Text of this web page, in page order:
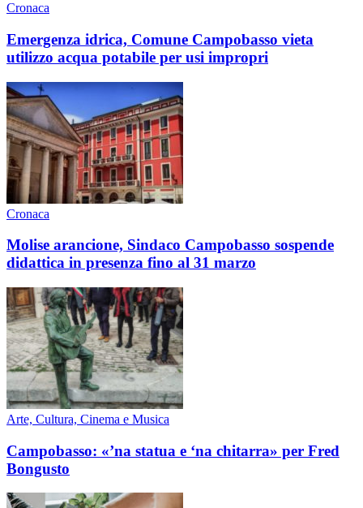
Cronaca
Emergenza idrica, Comune Campobasso vieta
utilizzo acqua potabile per usi impropri
Cronaca
Molise arancione, Sindaco Campobasso sospende
didattica in presenza fino al 31 marzo
Arte, Cultura, Cinema e Musica
Campobasso: «’na statua e ‘na chitarra» per Fred
Bongusto